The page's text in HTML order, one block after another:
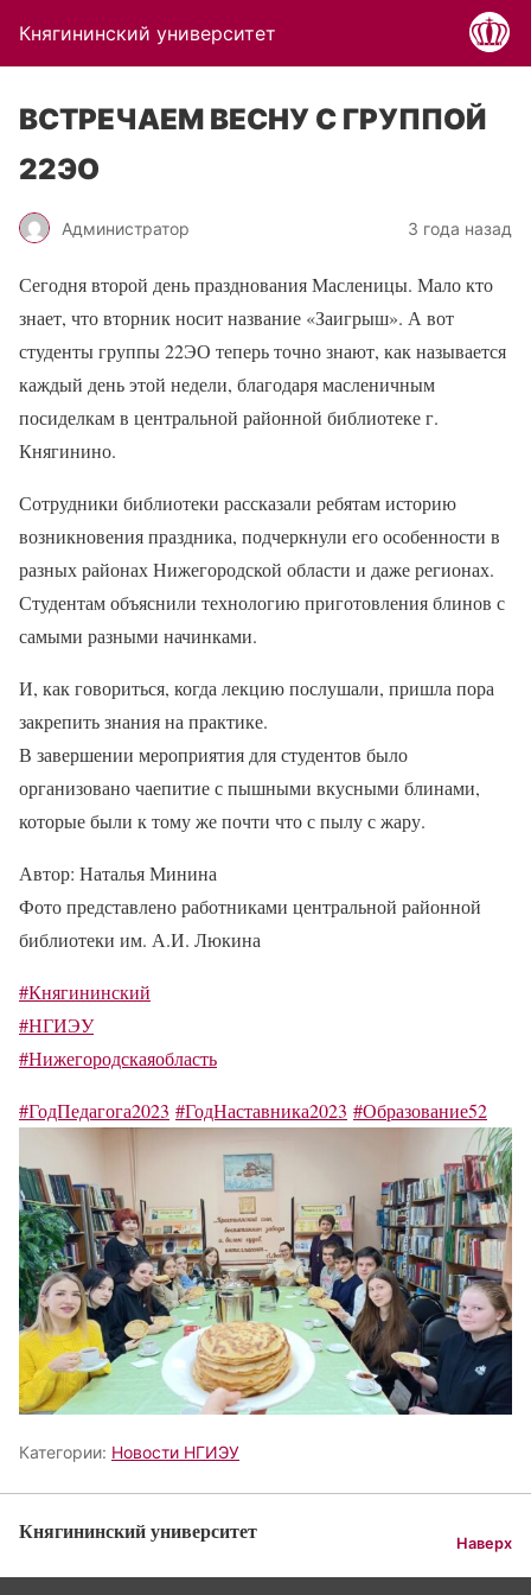
Княгининский университет
ВСТРЕЧАЕМ ВЕСНУ С ГРУППОЙ
22ЭО
Администратор 3 года назад
Сегодня второй день празднования Масленицы. Мало кто
знает, что вторник носит название «Заигрыш». А вот
студенты группы 22ЭО теперь точно знают, как называется
каждый день этой недели, благодаря масленичным
посиделкам в центральной районной библиотеке г.
Княгинино.
Сотрудники библиотеки рассказали ребятам историю
возникновения праздника, подчеркнули его особенности в
разных районах Нижегородской области и даже регионах.
Студентам объяснили технологию приготовления блинов с
самыми разными начинками.
И, как говориться, когда лекцию послушали, пришла пора
закрепить знания на практике.
В завершении мероприятия для студентов было
организовано чаепитие с пышными вкусными блинами,
которые были к тому же почти что с пылу с жару.
Автор: Наталья Минина
Фото представлено работниками центральной районной
библиотеки им. А.И. Люкина
#Княгининский
#НГИЭУ
#Нижегородскаяобласть
#ГодПедагога2023 #ГодНаставника2023 #Образование52
Категории: Новости НГИЭУ
Княгининский университет Наверх